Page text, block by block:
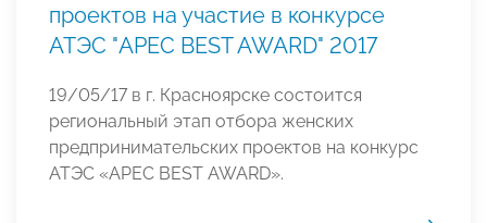
проектов на участие в конкурсе
АТЭС "APEC BEST AWARD" 2017
19/05/17 в г. Красноярске состоится
региональный этап отбора женских
предпринимательских проектов на конкурс
АТЭС «APEC BEST AWARD».